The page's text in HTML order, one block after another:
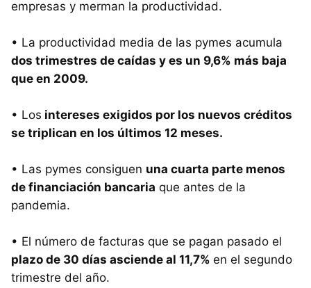
empresas y merman la productividad.
• La productividad media de las pymes acumula
dos trimestres de caídas y es un 9,6% más baja
que en 2009.
• Los intereses exigidos por los nuevos créditos
se triplican en los últimos 12 meses.
• Las pymes consiguen una cuarta parte menos
de financiación bancaria que antes de la
pandemia.
• El número de facturas que se pagan pasado el
plazo de 30 días asciende al 11,7% en el segundo
trimestre del año.